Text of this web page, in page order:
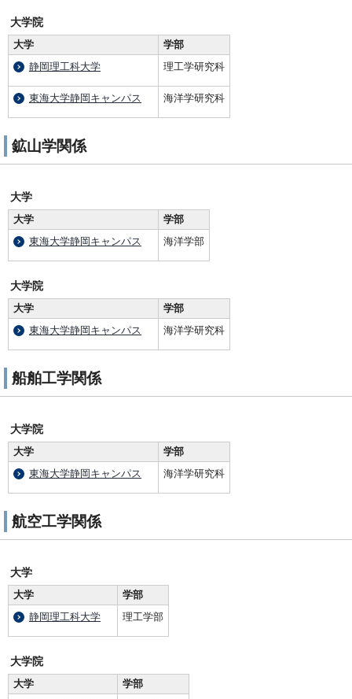
大学院
大学
学部
静岡理工科大学
理工学研究科
東海大学静岡キャンパス 海洋学研究科
鉱山学関係
大学
大学
学部
東海大学静岡キャンパス
海洋学部
大学院
大学
学部
東海大学静岡キャンパス
海洋学研究科
船舶工学関係
大学院
大学
学部
東海大学静岡キャンパス
海洋学研究科
航空工学関係
大学
大学
学部
静岡理工科大学
理工学部
大学院
大学
学部